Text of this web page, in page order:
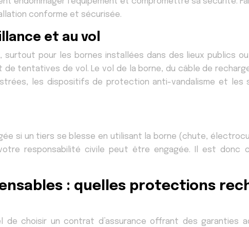
conforme et sécurisée.
et au vol
surtout pour les bornes installées dans des lieux publics
de tentatives de vol. Le vol de la borne, du câble de
les dispositifs de protection anti-vandalisme et les
si un tiers se blesse en utilisant la borne (chute,
responsabilité civile peut être engagée. Il est donc
: quelles protections
choisir un contrat d’assurance offrant des garanties